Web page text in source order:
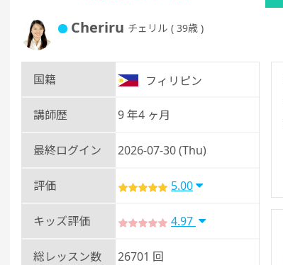
Cheriru チェリル ( 39歳 )
国籍 フィリピン
講師歴 9 年4 ヶ月
最終ログイン 2026-07-30 (Thu)
評価 5.00
キッズ評価 4.97
総レッスン数 26701 回